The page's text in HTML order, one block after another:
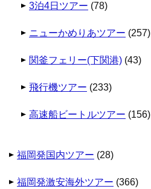
3泊4日ツアー (78)
ニューかめりあツアー (257)
関釜フェリー(下関港) (43)
飛行機ツアー (233)
高速船ビートルツアー (156)
福岡発国内ツアー (28)
福岡発激安海外ツアー (366)